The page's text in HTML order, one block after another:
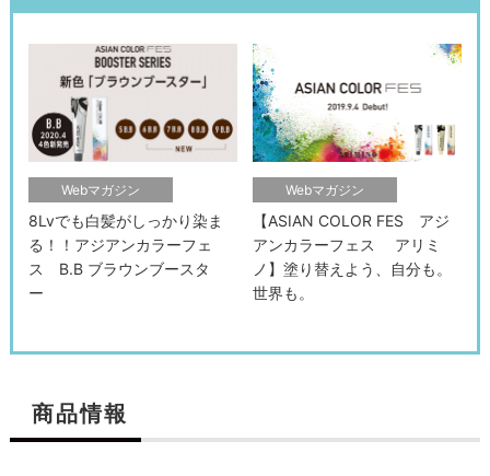
Webマガジン
8Lvでも白髪がしっかり染ま
る！！アジアンカラーフェ
ス B.B ブラウンブースタ
ー
Webマガジン
【ASIAN COLOR FES アジ
アンカラーフェス アリミ
ノ】塗り替えよう、自分も。
世界も。
商品情報